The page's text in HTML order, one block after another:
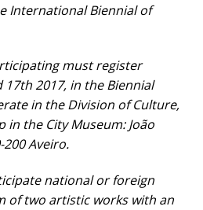
International Biennial of
must register
2017, in the Biennial
in the Division of Culture,
in the City Museum: João
Aveiro.
national or foreign
of two artistic works with an